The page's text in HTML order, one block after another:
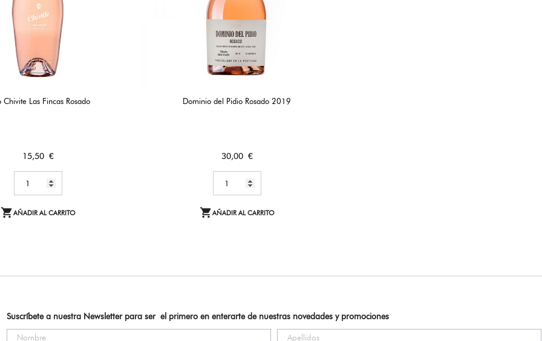
Chivite Las Fincas Rosado
Precio
15,50 €
AÑADIR AL CARRITO
Dominio del Pidio Rosado 2019
Precio
30,00 €
AÑADIR AL CARRITO
Suscríbete a nuestra Newsletter para ser el primero en enterarte de nuestras novedades y promociones